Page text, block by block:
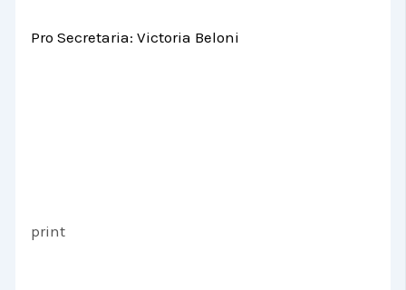
Pro Secretaria: Victoria Beloni
print